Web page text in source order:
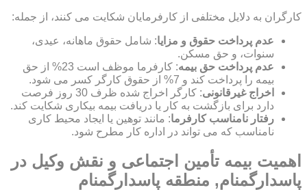
کارگران به دلایل مختلفی از کارفرمایان شکایت می کنند، از جمله:
عدم پرداخت حقوق و مزایا: شامل حقوق ماهانه، عیدی،
سنوات، و حق مسکن.
عدم پرداخت حق بیمه
: کارفرما موظف است 23% از حق
بیمه را پرداخت کند و 7% از حقوق کارگر کسر می شود.
اخراج غیرقانونی
: کارگر اخراج شده ظرف 30 روز فرصت
دارد برای بازگشت به کار یا دریافت بیمه بیکاری شکایت کند.
رفتار نامناسب کارفرما: مانند توهین یا ایجاد محیط کاری
نامناسب که می تواند در اداره کار مطرح شود.
اهمیت بیمه تأمین اجتماعی و نقش وکیل در
پاسدارگمنام, منطقه پاسدارگمنام